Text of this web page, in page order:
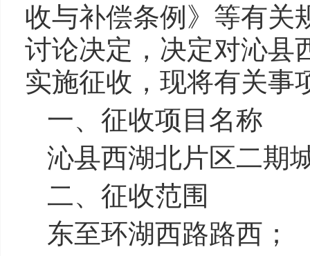
收与补偿条例》等有关
讨论决定，决定对沁县
实施征收，现将有关事
一、征收项目名称
沁县西湖北片区二期
二、征收范围
东至环湖西路路西；